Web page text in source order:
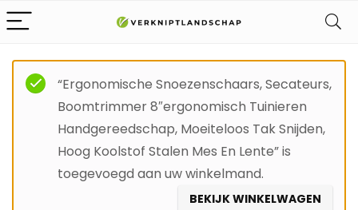
“Ergonomische Snoezenschaars, Secateurs,
Boomtrimmer 8″ergonomisch Tuinieren
Handgereedschap, Moeiteloos Tak Snijden,
Hoog Koolstof Stalen Mes En Lente” is
toegevoegd aan uw winkelmand.
BEKIJK WINKELWAGEN